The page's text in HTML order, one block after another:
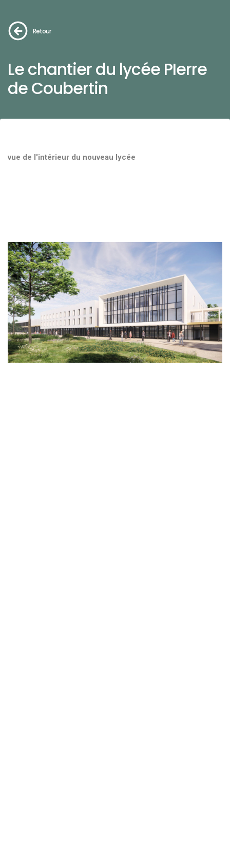
Retour
Le chantier du lycée PIerre
de Coubertin
vue de l'intérieur du nouveau lycée